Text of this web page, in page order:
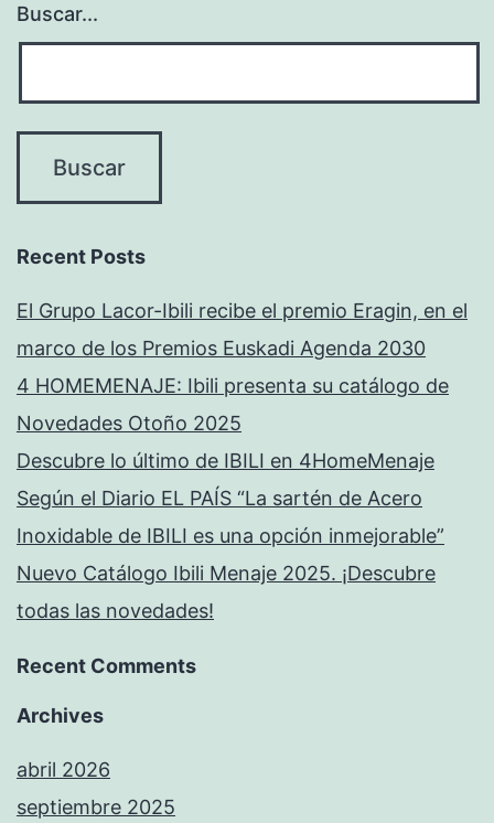
Buscar...
Recent Posts
El Grupo Lacor-Ibili recibe el premio Eragin, en el
marco de los Premios Euskadi Agenda 2030
4 HOMEMENAJE: Ibili presenta su catálogo de
Novedades Otoño 2025
Descubre lo último de IBILI en 4HomeMenaje
Según el Diario EL PAÍS “La sartén de Acero
Inoxidable de IBILI es una opción inmejorable”
Nuevo Catálogo Ibili Menaje 2025. ¡Descubre
todas las novedades!
Recent Comments
Archives
abril 2026
septiembre 2025